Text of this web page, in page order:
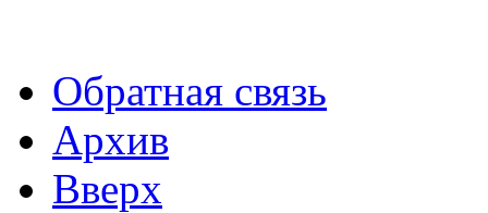
Обратная связь
Архив
Вверх